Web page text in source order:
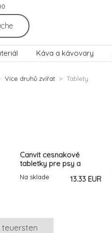
Káva a kávovary
Více druhů zvířat Tablety
Canvit cesnakové
tabletky pre psy a
mačky 223 tbl. 230 g
Na sklade 13.33 EUR